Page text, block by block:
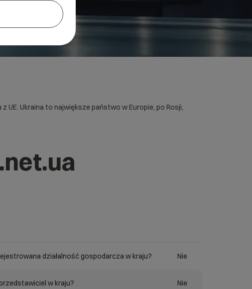
UE. Ukraina to największe państwo w Europie, po Rosji,
działalność gospodarcza w kraju? Nie
w kraju? Nie